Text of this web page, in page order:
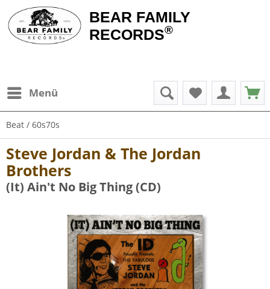
BEAR FAMILY
RECORDS®
Menü
Beat / 60s70s
Steve Jordan & The Jordan
Brothers
(It) Ain't No Big Thing (CD)